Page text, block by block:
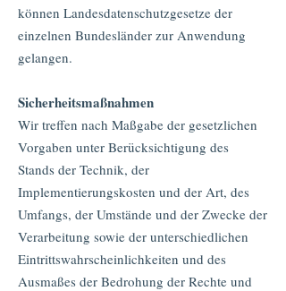
können Landesdatenschutzgesetze der
einzelnen Bundesländer zur Anwendung
gelangen.
Sicherheitsmaßnahmen
Wir treffen nach Maßgabe der gesetzlichen
Vorgaben unter Berücksichtigung des
Stands der Technik, der
Implementierungskosten und der Art, des
Umfangs, der Umstände und der Zwecke der
Verarbeitung sowie der unterschiedlichen
Eintrittswahrscheinlichkeiten und des
Ausmaßes der Bedrohung der Rechte und